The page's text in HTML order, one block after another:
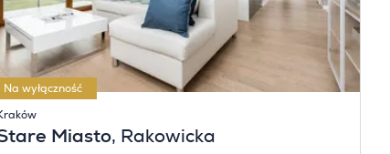
Na wyłączność
Miasto, Rakowicka